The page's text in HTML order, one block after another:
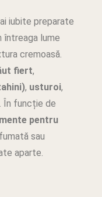
iubite preparate
întreaga lume
cremoasă.
fiert,
, usturoi,
. În funcție de
pentru
sau
aparte.